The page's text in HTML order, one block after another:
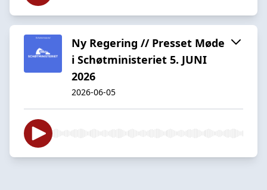
Ny Regering // Presset Møde
i Schøtministeriet 5. JUNI
2026
2026-06-05